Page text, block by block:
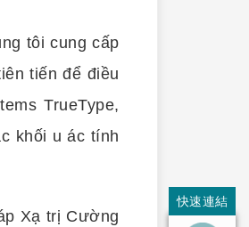
tôi cung cấp
tiến để điều
TrueType,
khối u ác tính
Xạ trị Cường
快速連結